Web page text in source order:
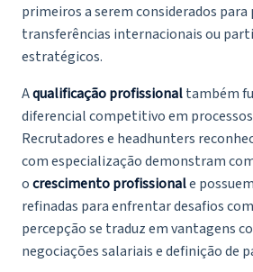
primeiros a serem considerados
transferências internacionais ou
estratégicos.
Aqualificação profissionaltambém
diferencial competitivo em
Recrutadores e headhunters
com especialização demonstram
ocrescimento profissionale
refinadas para enfrentar desafios
percepção se traduz em vantagens
negociações salariais e definição de